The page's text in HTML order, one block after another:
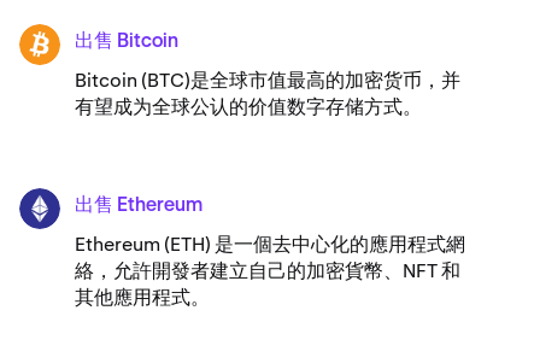
BTC 出售 Bitcoin
Bitcoin (BTC)是全球市值最高的加密货币，并
有望成为全球公认的价值数字存储方式。
ETH 出售 Ethereum
Ethereum (ETH) 是一個去中心化的應用程式網
絡，允許開發者建立自己的加密貨幣、NFT 和
其他應用程式。